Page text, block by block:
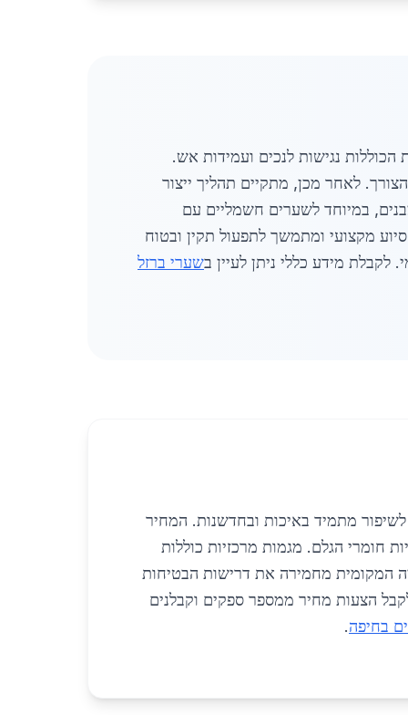
נגישות לנכים ועמידות אש.
לאחר מכן, מתקיים תהליך ייצור
במיוחד לשערים חשמליים עם
מקצועי ומתמשך לתפעול תקין ובטוח
מידע כללי ניתן לעיין בשערי ברזל
מתמיד באיכות ובחדשנות. המחיר
בעלויות חומרי הגלם. מגמות מרכזיות כוללות
המקומית מחמירה את דרישות הבטיחות
הצעות מחיר ממספר ספקים וקבלנים
בחיפה.